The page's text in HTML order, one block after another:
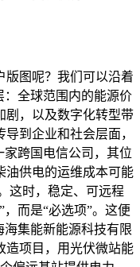
版图呢？我们可以沿着
：全球范围内的能源价
剧，以及数字化转型带
到企业和社会层面，
家跨国电信公司，其位
油供电的运维成本可能
这时，稳定、可远程
而是“必选项”。这便
海集能新能源科技有限
造项目，用光伏微站能